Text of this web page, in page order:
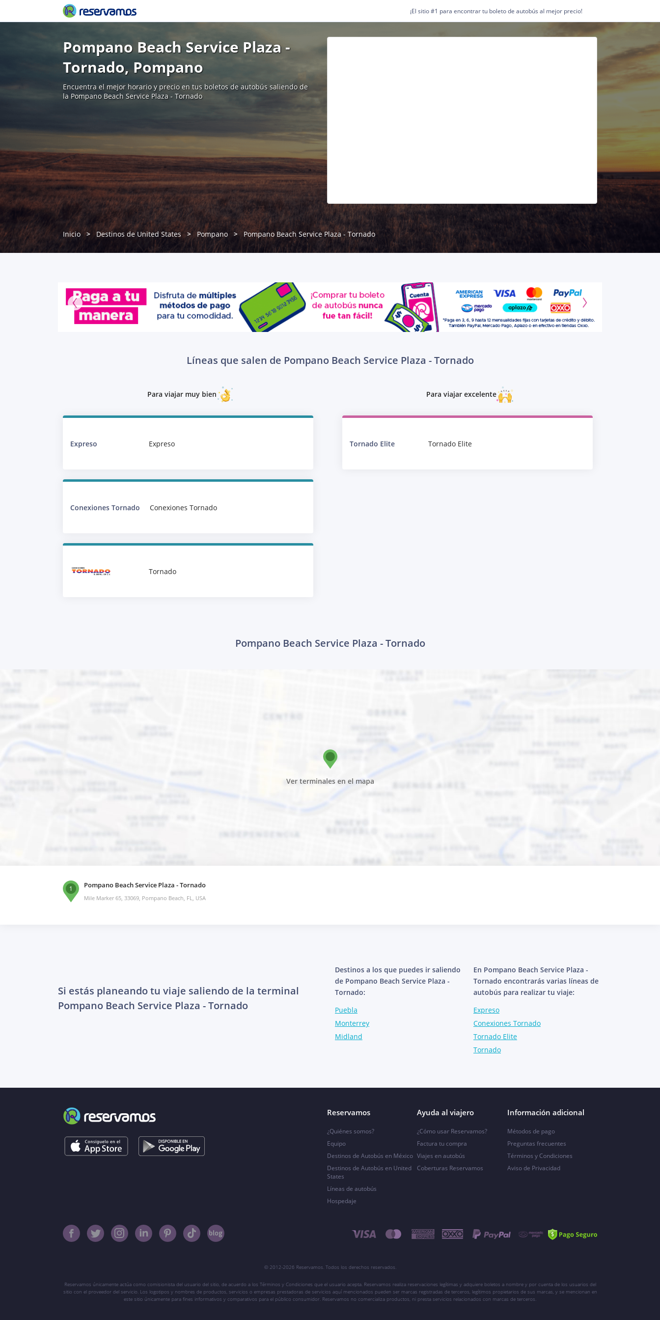
¡El sitio #1 para encontrar tu boleto de autobús al mejor precio!
Pompano Beach Service Plaza -
Tornado, Pompano
Encuentra el mejor horario y precio en tus boletos de autobús saliendo de
la Pompano Beach Service Plaza - Tornado
Inicio Destinos de United States Pompano Pompano Beach Service Plaza - Tornado
Líneas que salen de Pompano Beach Service Plaza - Tornado
Para viajar muy bien
Expreso Expreso
Conexiones Tornado Conexiones Tornado
Tornado
Para viajar excelente
Tornado Elite Tornado Elite
Pompano Beach Service Plaza - Tornado
Ver terminales en el mapa
1 Pompano Beach Service Plaza - Tornado
Mile Marker 65, 33069, Pompano Beach, FL, USA
Si estás planeando tu viaje saliendo de la terminal
Pompano Beach Service Plaza - Tornado
Destinos a los que puedes ir saliendo
de Pompano Beach Service Plaza -
Tornado:
Puebla
Monterrey
Midland
En Pompano Beach Service Plaza -
Tornado encontrarás varias líneas de
autobús para realizar tu viaje:
Expreso
Conexiones Tornado
Tornado Elite
Tornado
Reservamos
¿Quiénes somos?
Equipo
Destinos de Autobús en México
Destinos de Autobús en United
States
Líneas de autobús
Hospedaje
Ayuda al viajero
¿Cómo usar Reservamos?
Factura tu compra
Viajes en autobús
Coberturas Reservamos
Información adicional
Métodos de pago
Preguntas frecuentes
Términos y Condiciones
Aviso de Privacidad
© 2012-2026 Reservamos. Todos los derechos reservados.
Reservamos únicamente actúa como comisionista del usuario del sitio, de acuerdo a los Términos y Condiciones que el usuario acepta. Reservamos realiza reservaciones legítimas y adquiere boletos a nombre y por cuenta de los usuarios del
sitio con el proveedor del servicio. Los logotipos y nombres de productos, servicios o empresas prestadoras de servicios aquí mencionados pueden ser marcas registradas de terceros, legítimos propietarios de sus marcas, y se mencionan en
este sitio únicamente para fines informativos y comparativos para el público consumidor. Reservamos no comercializa productos, ni presta servicios relacionados con marcas de terceros.